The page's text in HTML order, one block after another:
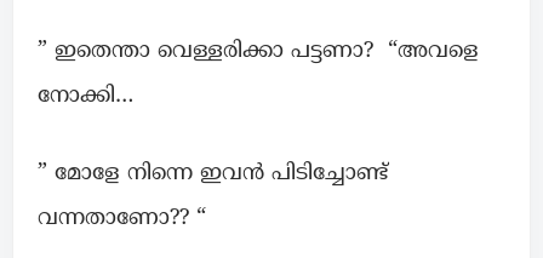
” ഇതെന്താ വെള്ളരിക്കാ പട്ടണാ? “അവളെ
നോക്കി…
” മോളേ നിന്നെ ഇവൻ പിടിച്ചോണ്ട്
വന്നതാണോ?? “